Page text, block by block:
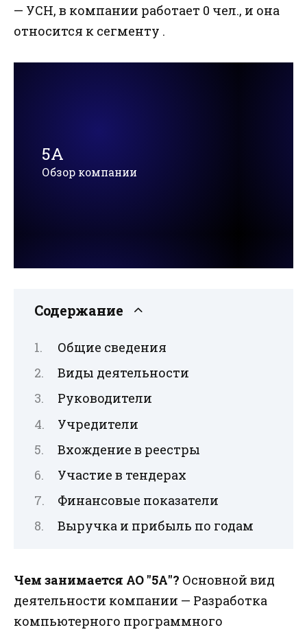
— УСН, в компании работает 0 чел., и она
относится к сегменту .
5А
Обзор компании
Содержание
Общие сведения
Виды деятельности
Руководители
Учредители
Вхождение в реестры
Участие в тендерах
Финансовые показатели
Выручка и прибыль по годам
Чем занимается АО "5А"? Основной вид
деятельности компании — Разработка
компьютерного программного